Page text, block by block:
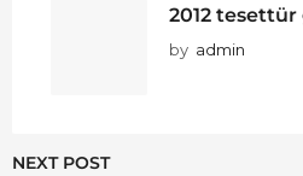
2012
by admin
NEXT POST